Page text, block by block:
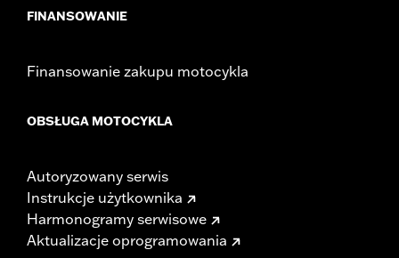
FINANSOWANIE
Finansowanie zakupu motocykla
OBSŁUGA MOTOCYKLA
Autoryzowany serwis
Instrukcje użytkownika
Harmonogramy serwisowe
Aktualizacje oprogramowania